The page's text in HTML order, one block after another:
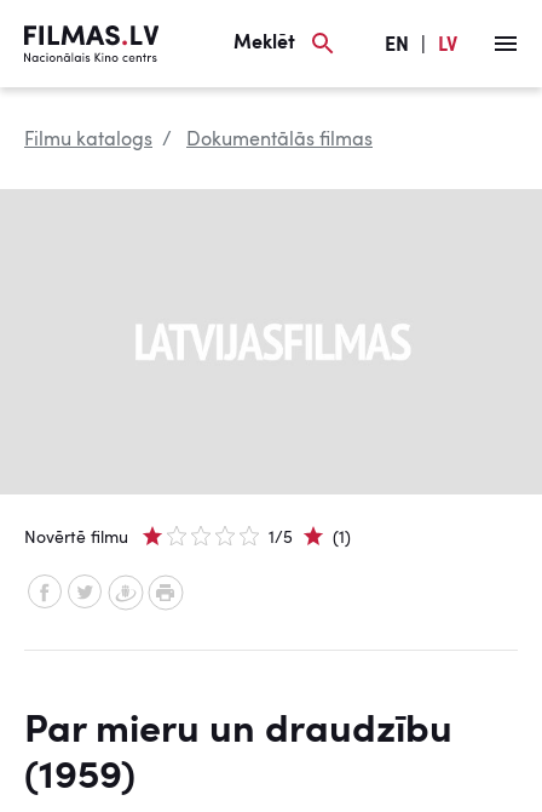
Meklēt EN LV
Filmu katalogs Dokumentālās filmas
Novērtē filmu 1/5 (1)
Par mieru un draudzību
(1959)